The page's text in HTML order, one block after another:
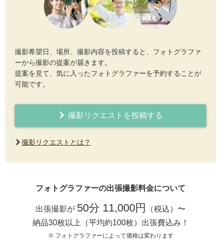
撮影希望日、場所、撮影内容を投稿すると、フォトグラファ
ーから撮影の提案が届きます。
提案を見て、気に入ったフォトグラファーを予約することが
可能です。
撮影リクエストを投稿する
撮影リクエストとは？
フォトグラファーの出張撮影料金について
出張撮影が 50分 11,000円
（税込）〜
納品30枚以上（平均約100枚）出張費込み！
※ フォトグラファーによって価格は変わります